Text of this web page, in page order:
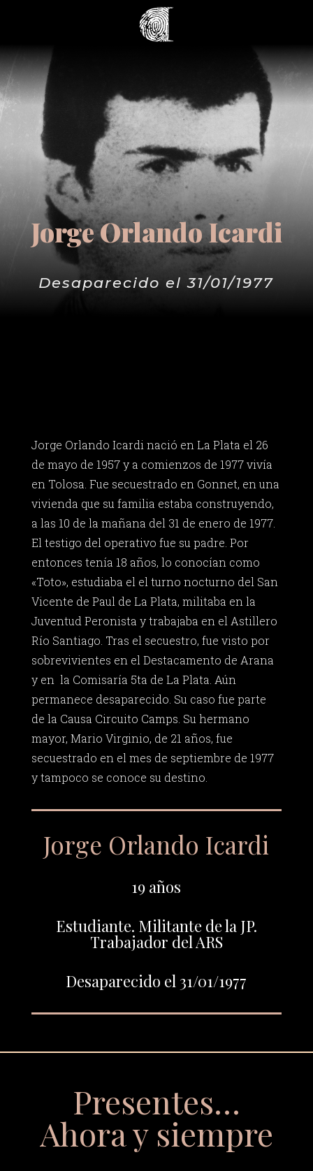
Jorge Orlando Icardi
Desaparecido el 31/01/1977
Jorge Orlando Icardi nació en La Plata el 26
de mayo de 1957 y a comienzos de 1977 vivía
en Tolosa. Fue secuestrado en Gonnet, en una
vivienda que su familia estaba construyendo,
a las 10 de la mañana del 31 de enero de 1977.
El testigo del operativo fue su padre. Por
entonces tenía 18 años, lo conocían como
«Toto», estudiaba el el turno nocturno del San
Vicente de Paul de La Plata, militaba en la
Juventud Peronista y trabajaba en el Astillero
Río Santiago. Tras el secuestro, fue visto por
sobrevivientes en el Destacamento de Arana
y en la Comisaría 5ta de La Plata. Aún
permanece desaparecido. Su caso fue parte
de la Causa Circuito Camps. Su hermano
mayor, Mario Virginio, de 21 años, fue
secuestrado en el mes de septiembre de 1977
y tampoco se conoce su destino.
Jorge Orlando Icardi
19 años
Estudiante. Militante de la JP.
Trabajador del ARS
Desaparecido el 31/01/1977
Presentes…
Ahora y siempre